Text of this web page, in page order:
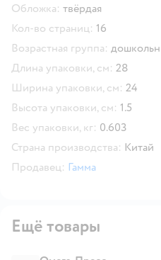
Обложка: твёрдая
Кол-во страниц: 16
Возрастная группа:
Длина упаковки, см: 28
Ширина упаковки, см: 24
Высота упаковки, см: 1.5
Вес упаковки, кг: 0.603
Страна производства: Китай
Продавец: Гамма
Ещё товары